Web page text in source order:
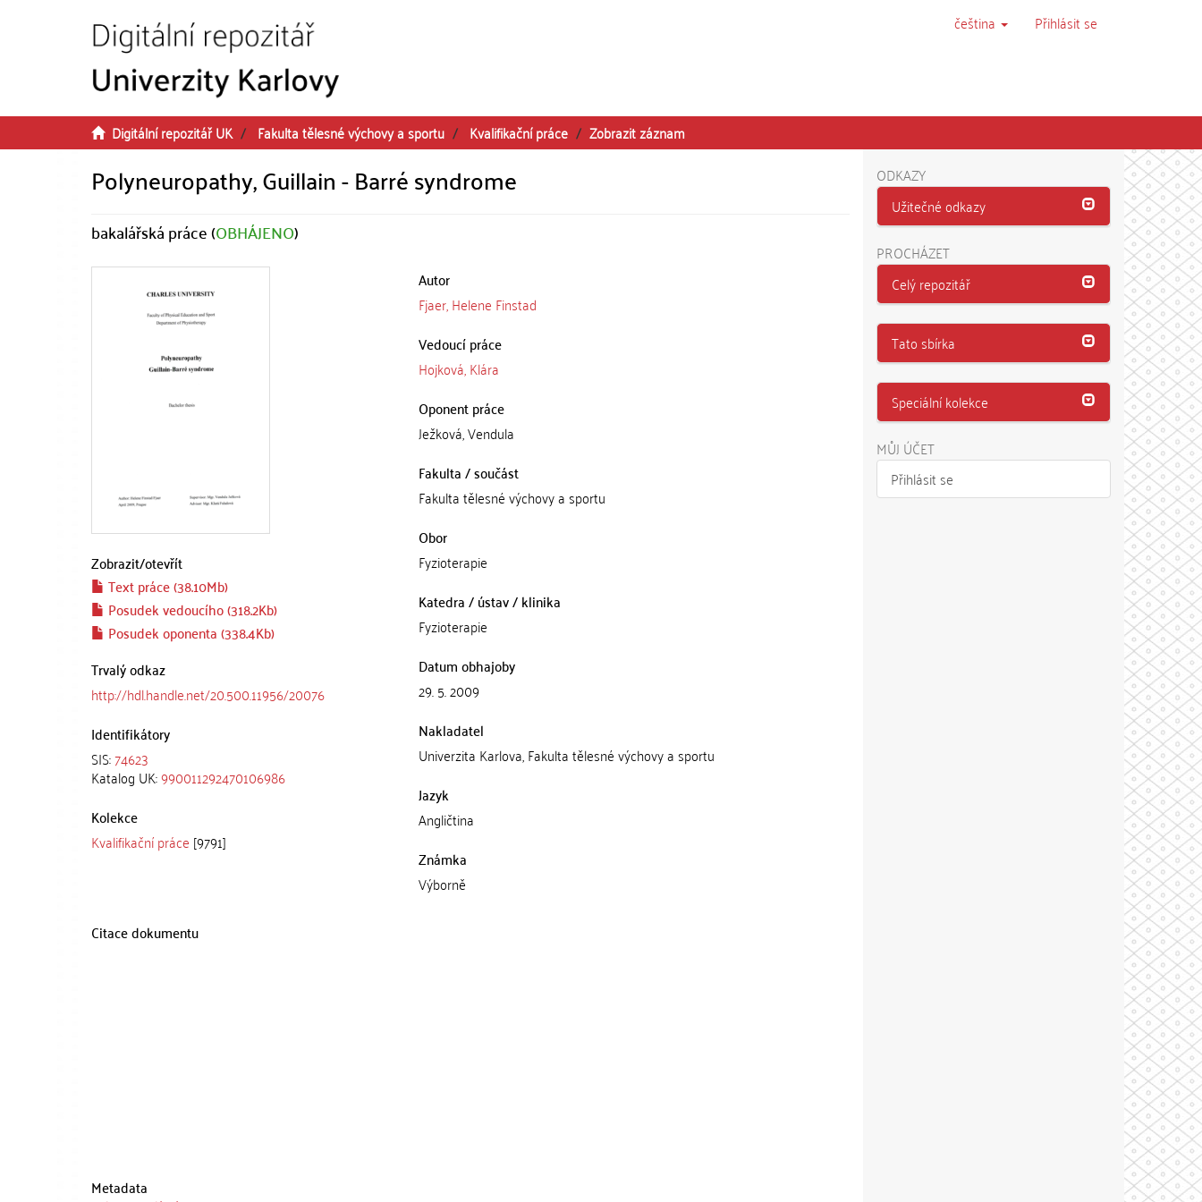
čeština Přihlásit se
Digitální repozitář UK Fakulta tělesné výchovy a sportu Kvalifikační práce Zobrazit záznam
Polyneuropathy, Guillain - Barré syndrome
bakalářská práce (OBHÁJENO)
Zobrazit/otevřít
Text práce (38.10Mb)
Posudek vedoucího (318.2Kb)
Posudek oponenta (338.4Kb)
Trvalý odkaz
http://hdl.handle.net/20.500.11956/20076
Identifikátory
SIS:74623
Katalog UK:990011292470106986
Kolekce
Kvalifikační práce [9791]
Autor
Fjaer, Helene Finstad
Vedoucí práce
Hojková, Klára
Oponent práce
Ježková, Vendula
Fakulta / součást
Fakulta tělesné výchovy a sportu
Obor
Fyzioterapie
Katedra / ústav / klinika
Fyzioterapie
Datum obhajoby
29. 5. 2009
Nakladatel
Univerzita Karlova, Fakulta tělesné výchovy a sportu
Jazyk
Angličtina
Známka
Výborně
Citace dokumentu
Metadata
ODKAZY
Užitečné odkazy
PROCHÁZET
Celý repozitář
Tato sbírka
Speciální kolekce
MŮJ ÚČET
Přihlásit se